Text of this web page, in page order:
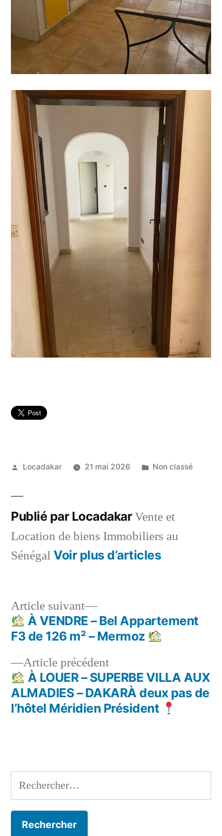
Publié
Locadakar 21 mai 2026
Publié
Non classé
Publié par LocadakarVente et
Location de biens Immobiliers au
Sénégal Voir plus d’articles
Navigation
l’article
Article précédentArticle
précédent :
À LOUER – SUPERBE VILLA AUX
ALMADIES – DAKARÀ deux pas de
l’hôtel Méridien Président
Article suivant
Article
suivant :
À VENDRE – Bel Appartement
F3 de 126 m² – Mermoz
Rechercher :